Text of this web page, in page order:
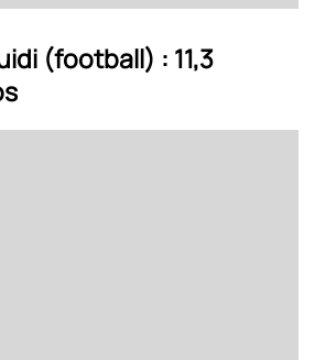
(football) : 11,3